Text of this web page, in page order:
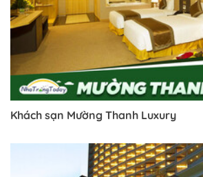
Khách sạn Mường Thanh Luxury